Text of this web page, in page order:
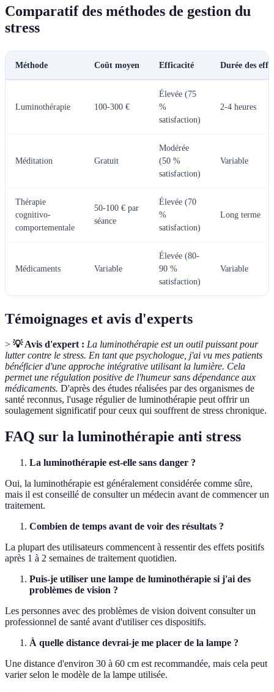
Comparatif des méthodes de gestion du
stress
Méthode Coût moyen Efficacité Durée des
Luminothérapie 100-300 €
Élevée (75
%
satisfaction)
2-4 heures
Méditation Gratuit
Modérée
(50 %
satisfaction)
Variable
Thérapie
cognitivo-
comportementale
50-100 € par
séance
Élevée (70
%
satisfaction)
Long terme
Médicaments Variable
Élevée (80-
90 %
satisfaction)
Variable
Témoignages et avis d'experts
> 💡 Avis d'expert : La luminothérapie est un outil puissant pour
lutter contre le stress. En tant que psychologue, j'ai vu mes patients
bénéficier d'une approche intégrative utilisant la lumière. Cela
permet une régulation positive de l'humeur sans dépendance aux
médicaments. D'après des études réalisées par des organismes de
santé reconnus, l'usage régulier de luminothérapie peut offrir un
soulagement significatif pour ceux qui souffrent de stress chronique.
FAQ sur la luminothérapie anti stress
La luminothérapie est-elle sans danger ?
Oui, la luminothérapie est généralement considérée comme sûre,
mais il est conseillé de consulter un médecin avant de commencer un
traitement.
Combien de temps avant de voir des résultats ?
La plupart des utilisateurs commencent à ressentir des effets positifs
après 1 à 2 semaines de traitement quotidien.
Puis-je utiliser une lampe de luminothérapie si j'ai des
problèmes de vision ?
Les personnes avec des problèmes de vision doivent consulter un
professionnel de santé avant d'utiliser ces dispositifs.
À quelle distance devrai-je me placer de la lampe ?
Une distance d'environ 30 à 60 cm est recommandée, mais cela peut
varier selon le modèle de la lampe utilisée.